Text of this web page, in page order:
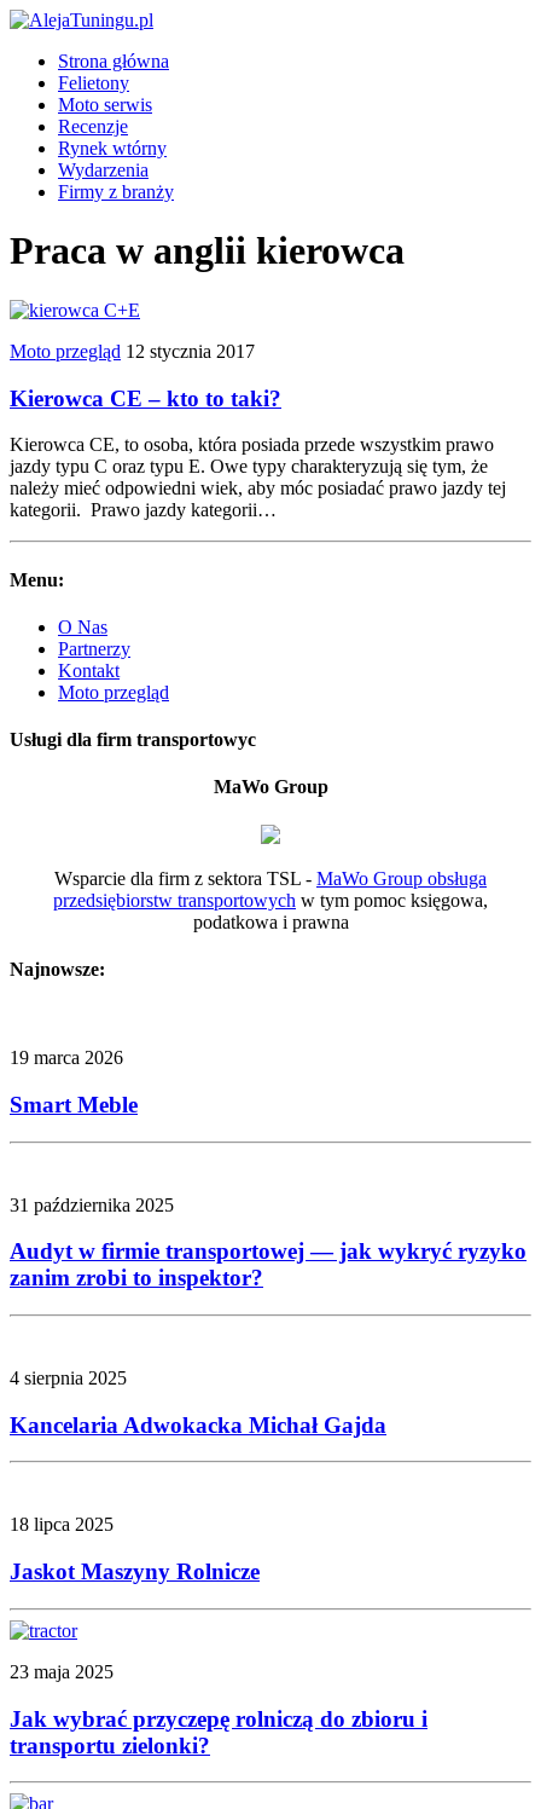
Strona główna
Felietony
Moto serwis
Recenzje
Rynek wtórny
Wydarzenia
Firmy z branży
Praca w anglii kierowca
Moto przegląd 12 stycznia 2017
Kierowca CE – kto to taki?
Kierowca CE, to osoba, która posiada przede wszystkim prawo
jazdy typu C oraz typu E. Owe typy charakteryzują się tym, że
należy mieć odpowiedni wiek, aby móc posiadać prawo jazdy tej
kategorii. Prawo jazdy kategorii…
Menu:
O Nas
Partnerzy
Kontakt
Moto przegląd
Usługi dla firm transportowyc
MaWo Group
Wsparcie dla firm z sektora TSL - MaWo Group obsługa
przedsiębiorstw transportowych w tym pomoc księgowa,
podatkowa i prawna
Najnowsze:
19 marca 2026
Smart Meble
31 października 2025
Audyt w firmie transportowej — jak wykryć ryzyko
zanim zrobi to inspektor?
4 sierpnia 2025
Kancelaria Adwokacka Michał Gajda
18 lipca 2025
Jaskot Maszyny Rolnicze
23 maja 2025
Jak wybrać przyczepę rolniczą do zbioru i
transportu zielonki?